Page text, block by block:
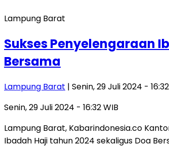
Lampung Barat
Sukses Penyelengaraan
Bersama
Lampung Barat | Senin, 29 Juli 2024 -
Senin, 29 Juli 2024 - 16:32 WIB
Lampung Barat, Kabarindonesia.co
Ibadah Haji tahun 2024 sekaligus Doa